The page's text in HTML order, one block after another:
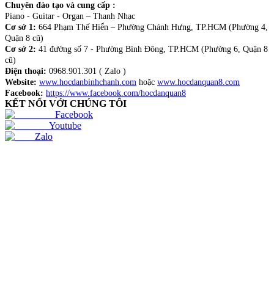
Chuyên đào tạo và cung cấp :
Piano - Guitar - Organ – Thanh Nhạc
Cơ sở 1: 664 Phạm Thế Hiển – Phường Chánh Hưng, TP.HCM (Phường 4,
Quận 8 cũ)
Cơ sở 2: 41 đường số 7 - Phường Bình Đông, TP.HCM (Phường 6, Quận 8
cũ)
Điện thoại: 0968.901.301 ( Zalo )
Website: www.hocdanbinhchanh.com hoặc www.hocdanquan8.com
Facebook: https://www.facebook.com/hocdanquan8
KẾT NỐI VỚI CHÚNG TÔI
Facebook
Youtube
Zalo